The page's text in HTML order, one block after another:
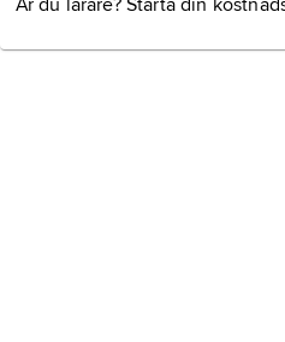
Är du lärare? Starta din